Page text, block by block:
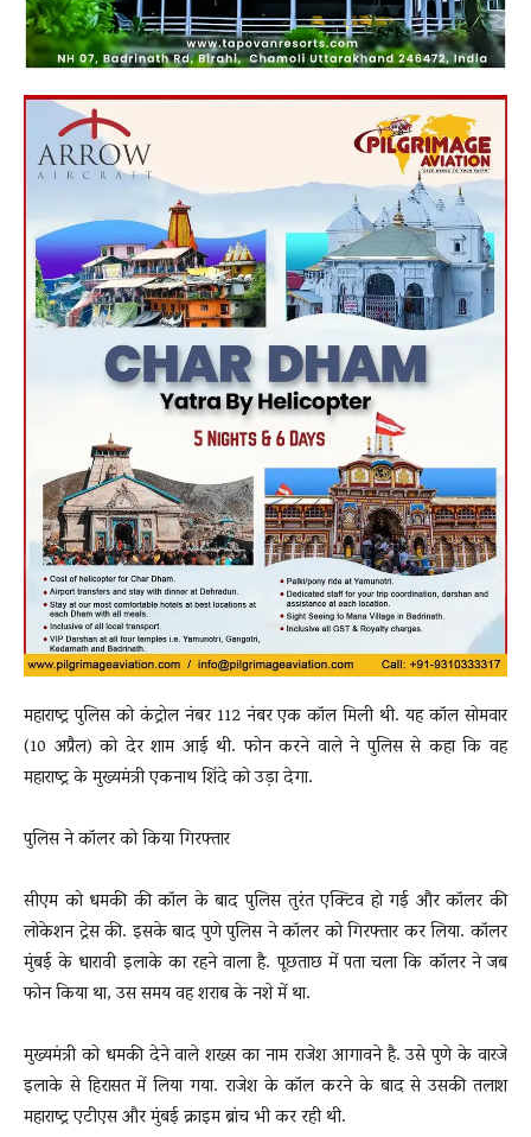
महाराष्ट्र पुलिस को कंट्रोल नंबर 112 नंबर एक कॉल मिली थी. यह कॉल सोमवार
(10 अप्रैल) को देर शाम आई थी. फोन करने वाले ने पुलिस से कहा कि वह
महाराष्ट्र के मुख्यमंत्री एकनाथ शिंदे को उड़ा देगा.
पुलिस ने कॉलर को किया गिरफ्तार
सीएम को धमकी की कॉल के बाद पुलिस तुरंत एक्टिव हो गई और कॉलर की
लोकेशन ट्रेस की. इसके बाद पुणे पुलिस ने कॉलर को गिरफ्तार कर लिया. कॉलर
मुंबई के धारावी इलाके का रहने वाला है. पूछताछ में पता चला कि कॉलर ने जब
फोन किया था, उस समय वह शराब के नशे में था.
मुख्यमंत्री को धमकी देने वाले शख्स का नाम राजेश आगावने है. उसे पुणे के वारजे
इलाके से हिरासत में लिया गया. राजेश के कॉल करने के बाद से उसकी तलाश
महाराष्ट्र एटीएस और मुंबई क्राइम ब्रांच भी कर रही थी.